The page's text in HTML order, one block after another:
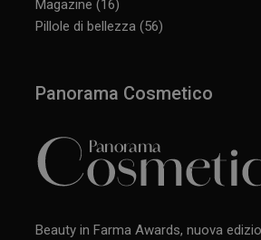
Magazine (16)
Pillole di bellezza (56)
Panorama Cosmetico
Beauty in Farma Awards, nuova